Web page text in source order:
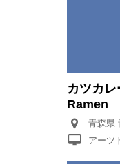
カツカ
Ramen
アーツ